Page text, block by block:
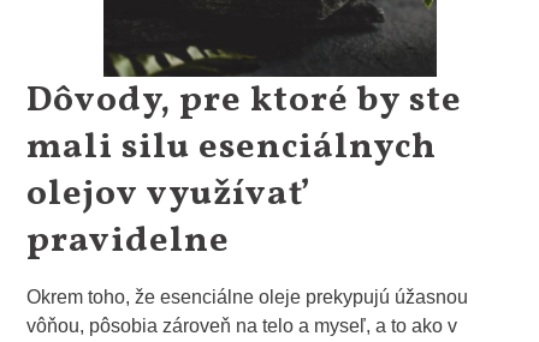
Dôvody, pre ktoré by ste
mali silu esenciálnych
olejov využívať
pravidelne
Okrem toho, že esenciálne oleje prekypujú úžasnou
vôňou, pôsobia zároveň na telo a myseľ, a to ako v